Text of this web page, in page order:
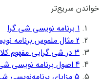
خواندن سریع‌تر
1 برنامه نویسی شی گرا
2 مثال ملموس برنامه
3 در شی گرایی مفهوم
4 اصول برنامه نویسی